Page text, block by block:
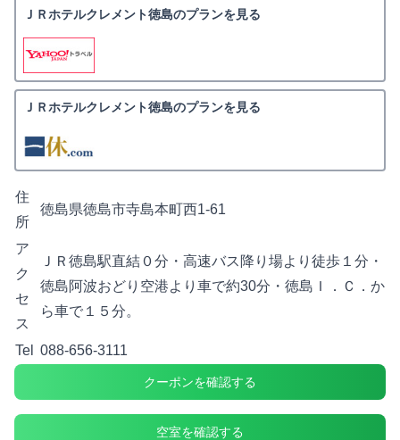
ＪＲホテルクレメント徳島のプランを見る
ＪＲホテルクレメント徳島のプランを見る
住
所
徳島県徳島市寺島本町西1-61
ア
ク
セ
ス
ＪＲ徳島駅直結０分・高速バス降り場より徒歩１分・
徳島阿波おどり空港より車で約30分・徳島Ｉ．Ｃ．か
ら車で１５分。
Tel 088-656-3111
クーポンを確認する
空室を確認する